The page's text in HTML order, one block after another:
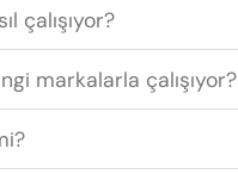
çalışıyor?
markalarla çalışıyor?